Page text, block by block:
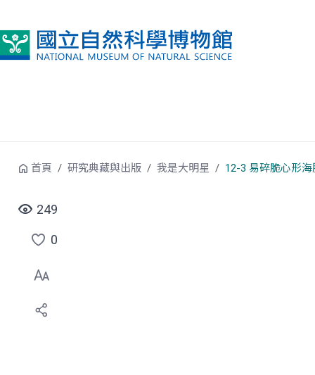
首頁 研究典藏與出版 我是大明星 12-3 易碎脆心形海
249
點
選
喜
0